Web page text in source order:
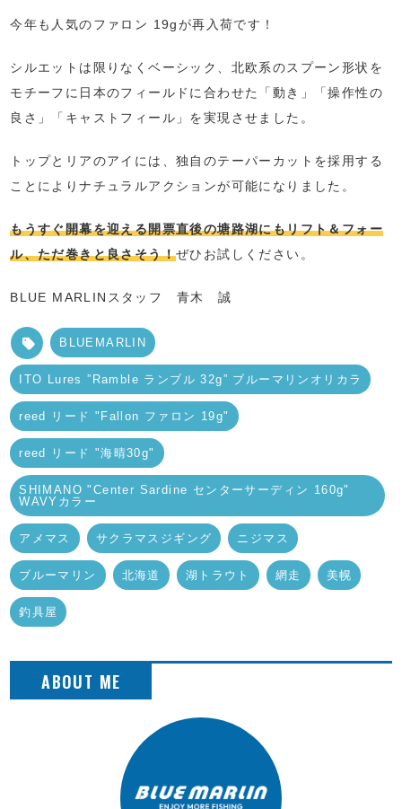
今年も人気のファロン 19gが再入荷です！
シルエットは限りなくベーシック、北欧系のスプーン形状を
モチーフに日本のフィールドに合わせた「動き」「操作性の
良さ」「キャストフィール」を実現させました。
トップとリアのアイには、独自のテーパーカットを採用する
ことによりナチュラルアクションが可能になりました。
もうすぐ開幕を迎える開票直後の塘路湖にもリフト＆フォー
ル、ただ巻きと良さそう！ぜひお試しください。
BLUE MARLINスタッフ 青木 誠
BLUEMARLIN
ITO Lures ”Ramble ランブル 32g” ブルーマリンオリカラ
reed リード "Fallon ファロン 19g"
reed リード "海晴30g"
SHIMANO "Center Sardine センターサーディン 160g"
WAVYカラー
アメマス サクラマスジギング ニジマス
ブルーマリン 北海道 湖トラウト 網走 美幌
釣具屋